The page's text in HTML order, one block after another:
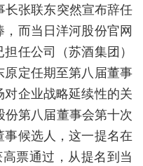
张联东突然宣布辞任
而当日洋河股份官网
任公司（苏酒集团）
定任期至第八届董事
企业战略延续性的关
第八届董事会第十次
候选人，这一提名在
票通过，从提名到当